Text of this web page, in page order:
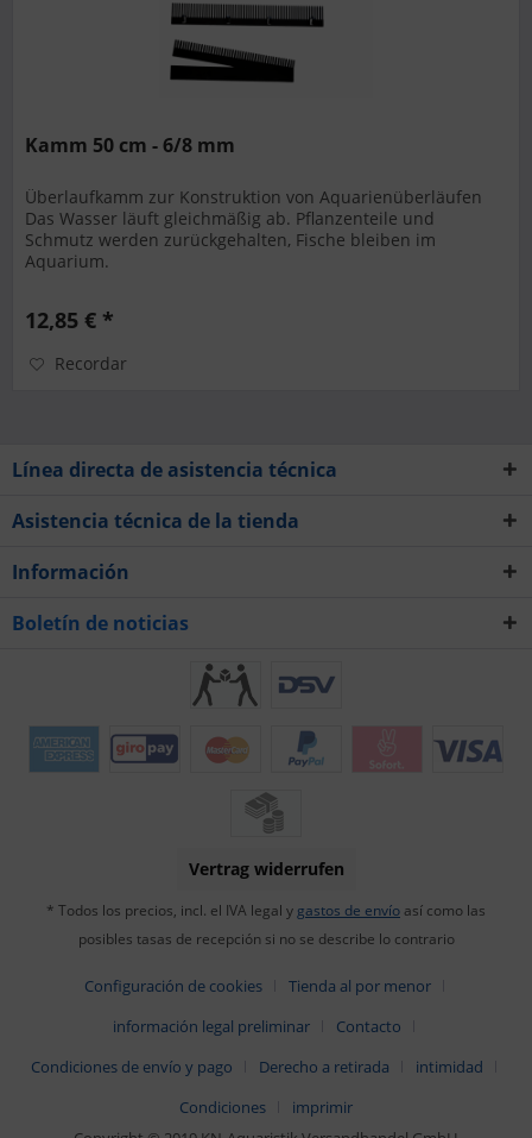
Kamm 50 cm - 6/8 mm
Überlaufkamm zur Konstruktion von Aquarienüberläufen
Das Wasser läuft gleichmäßig ab. Pflanzenteile und
Schmutz werden zurückgehalten, Fische bleiben im
Aquarium.
12,85 € *
Recordar
Línea directa de asistencia técnica
Asistencia técnica de la tienda
Información
Boletín de noticias
Vertrag widerrufen
* Todos los precios, incl. el IVA legal y gastos de envío así como las
posibles tasas de recepción si no se describe lo contrario
Configuración de cookies
Tienda al por menor
información legal preliminar
Contacto
Condiciones de envío y pago
Derecho a retirada
intimidad
Condiciones
imprimir